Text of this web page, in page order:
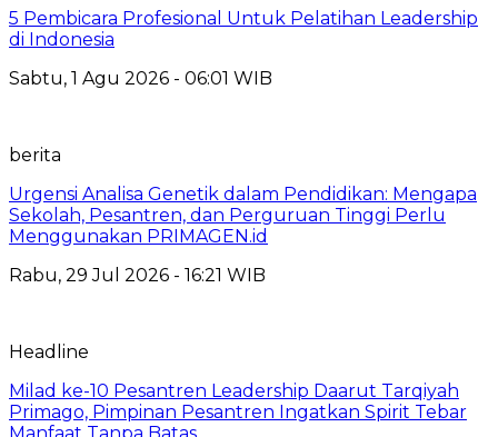
5 Pembicara Profesional Untuk Pelatihan Leadership
di Indonesia
Sabtu, 1 Agu 2026 - 06:01 WIB
berita
Urgensi Analisa Genetik dalam Pendidikan: Mengapa
Sekolah, Pesantren, dan Perguruan Tinggi Perlu
Menggunakan PRIMAGEN.id
Rabu, 29 Jul 2026 - 16:21 WIB
Headline
Milad ke-10 Pesantren Leadership Daarut Tarqiyah
Primago, Pimpinan Pesantren Ingatkan Spirit Tebar